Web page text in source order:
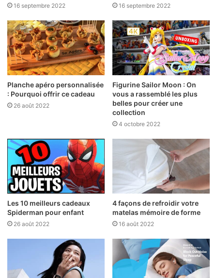
16 septembre 2022 16 septembre 2022
Planche apéro personnalisée
: Pourquoi offrir ce cadeau
26 août 2022
Figurine Sailor Moon : On
vous a rassemblé les plus
belles pour créer une
collection
4 octobre 2022
Les 10 meilleurs cadeaux
Spiderman pour enfant
26 août 2022
4 façons de refroidir votre
matelas mémoire de forme
16 août 2022